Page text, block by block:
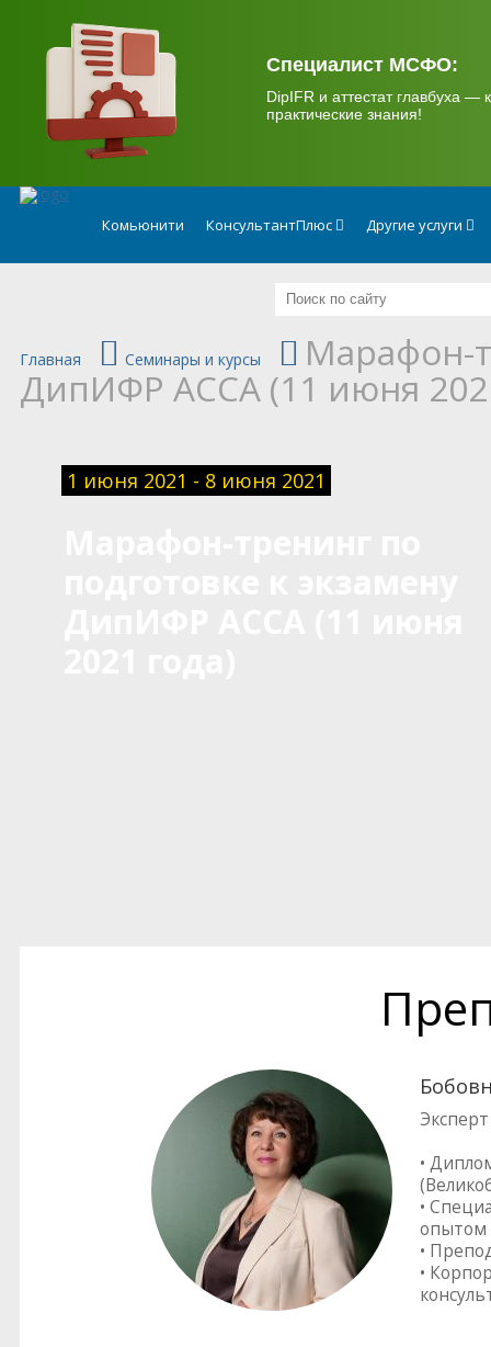
Специалист МСФО:
DipIFR и аттестат главбуха —
практические знания!
Комьюнити КонсультантПлюс Другие услуги
Главная Семинары и курсы Марафон-
ДипИФР АССА (11 июня
1 июня 2021 - 8 июня 2021
•
•
опытом
•
•